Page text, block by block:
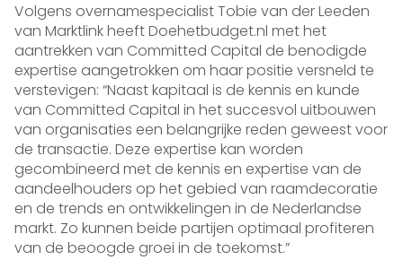
Volgens overnamespecialist Tobie van der Leeden
van Marktlink heeft Doehetbudget.nl met het
aantrekken van Committed Capital de benodigde
expertise aangetrokken om haar positie versneld te
verstevigen: “Naast kapitaal is de kennis en kunde
van Committed Capital in het succesvol uitbouwen
van organisaties een belangrijke reden geweest voor
de transactie. Deze expertise kan worden
gecombineerd met de kennis en expertise van de
aandeelhouders op het gebied van raamdecoratie
en de trends en ontwikkelingen in de Nederlandse
markt. Zo kunnen beide partijen optimaal profiteren
van de beoogde groei in de toekomst.”